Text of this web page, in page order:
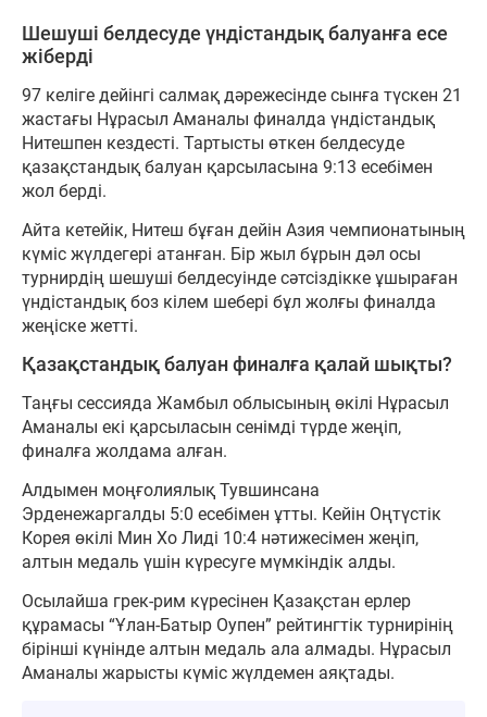
Шешуші белдесуде үндістандық балуанға есе
жіберді
97 келіге дейінгі салмақ дәрежесінде сынға түскен 21
жастағы Нұрасыл Аманалы финалда үндістандық
Нитешпен кездесті. Тартысты өткен белдесуде
қазақстандық балуан қарсыласына 9:13 есебімен
жол берді.
Айта кетейік, Нитеш бұған дейін Азия чемпионатының
күміс жүлдегері атанған. Бір жыл бұрын дәл осы
турнирдің шешуші белдесуінде сәтсіздікке ұшыраған
үндістандық боз кілем шебері бұл жолғы финалда
жеңіске жетті.
Қазақстандық балуан финалға қалай шықты?
Таңғы сессияда Жамбыл облысының өкілі Нұрасыл
Аманалы екі қарсыласын сенімді түрде жеңіп,
финалға жолдама алған.
Алдымен моңғолиялық Тувшинсана
Эрденежаргалды 5:0 есебімен ұтты. Кейін Оңтүстік
Корея өкілі Мин Хо Лиді 10:4 нәтижесімен жеңіп,
алтын медаль үшін күресуге мүмкіндік алды.
Осылайша грек-рим күресінен Қазақстан ерлер
құрамасы “Ұлан-Батыр Оупен” рейтингтік турнирінің
бірінші күнінде алтын медаль ала алмады. Нұрасыл
Аманалы жарысты күміс жүлдемен аяқтады.